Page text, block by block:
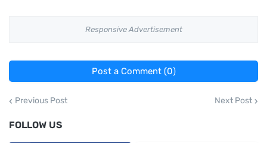
Responsive Advertisement
Post a Comment (0)
Previous Post Next Post
FOLLOW US